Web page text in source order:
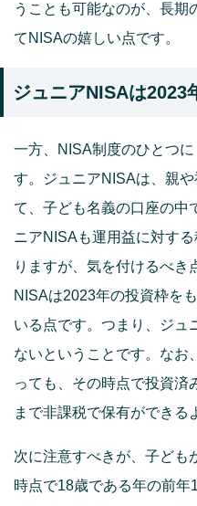
うことも可能なのが、長期
てNISAの嬉しい点です。
ジュニアNISAは2023
一方、NISA制度のひとつ
す。ジュニアNISAは、親
て、子ども名義の口座の中
ニアNISAも運用益に対す
りますが、気を付けるべき
NISAは2023年の投資枠を
いる点です。つまり、ジュ
ないということです。なお
っても、その時点で投資済
まで非課税で保有ができる
次に注意すべきが、子ども
時点で18歳である年の前年